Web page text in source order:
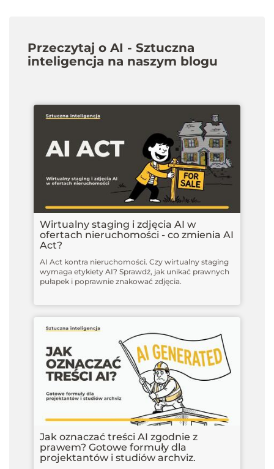
Przeczytaj o AI - Sztuczna
inteligencja na naszym blogu
Wirtualny staging i zdjęcia AI w
ofertach nieruchomości - co zmienia AI
Act?
AI Act kontra nieruchomości. Czy wirtualny staging
wymaga etykiety AI? Sprawdź, jak unikać prawnych
pułapek i poprawnie znakować zdjęcia.
Jak oznaczać treści AI zgodnie z
prawem? Gotowe formuły dla
projektantów i studiów archviz.